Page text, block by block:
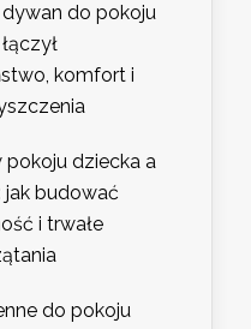
do pokoju
komfort i
pokoju dziecka a
budować
i trwałe
do pokoju